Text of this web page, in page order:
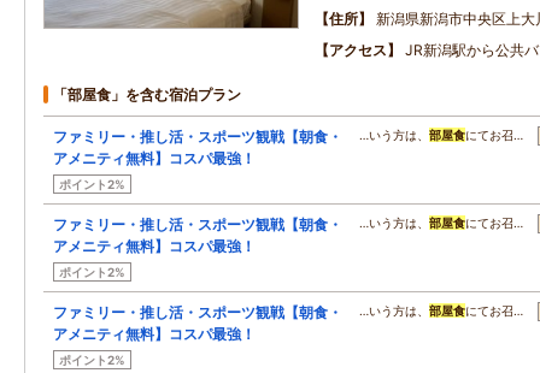
住所
新潟県新潟市中央区上
アクセス
JR新潟駅から公共
「部屋食」を含む宿泊プラン
ファミリー・推し活・スポーツ観戦【朝食・
アメニティ無料】コスパ最強！
ポイント2%
…いう方は、 部屋食にてお召…
ファミリー・推し活・スポーツ観戦【朝食・
アメニティ無料】コスパ最強！
ポイント2%
…いう方は、 部屋食にてお召…
ファミリー・推し活・スポーツ観戦【朝食・
アメニティ無料】コスパ最強！
ポイント2%
…いう方は、 部屋食にてお召…